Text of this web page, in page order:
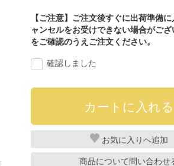
【ご注意】ご注文後すぐに出荷準備
ャンセルをお受けできない場合がご
をご確認のうえご注文ください。
確認しました
お気に入り
商品について問い合わせ